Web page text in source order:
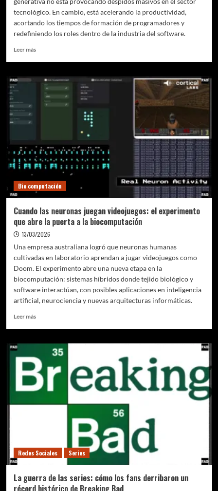
tecnológico. En cambio, está acelerando la productividad,
acortando los tiempos de formación de programadores y
redefiniendo los roles dentro de la industria del software.
Leer másLeer
IA
empleo
tecnológico:
transformación
Bio computación
Cuando las neuronas juegan videojuegos: el experimento
que abre la puerta a la biocomputación
13/03/2026
Una empresa australiana logró que neuronas humanas
cultivadas en laboratorio aprendan a jugar videojuegos como
Doom. El experimento abre una nueva etapa en la
biocomputación: sistemas híbridos donde tejido biológico y
software interactúan, con posibles aplicaciones en inteligencia
artificial, neurociencia y nuevas arquitecturas informáticas.
Leer másLeer
Cuando
neuronas
juegan
videojuegos:
el
que
la
biocomputación
Redes Sociales Series
La guerra de las series: cómo los fans derribaron un
récord histórico de Breaking Bad